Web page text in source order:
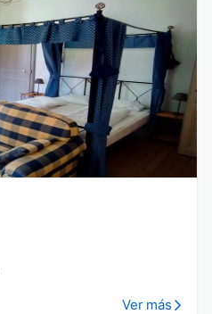
Ver más